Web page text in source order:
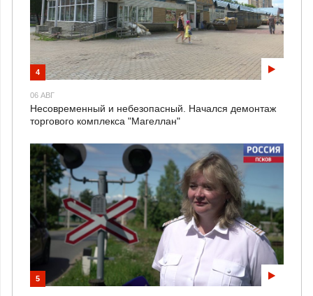
4
06 АВГ
Несовременный и небезопасный. Начался демонтаж
торгового комплекса "Магеллан"
5